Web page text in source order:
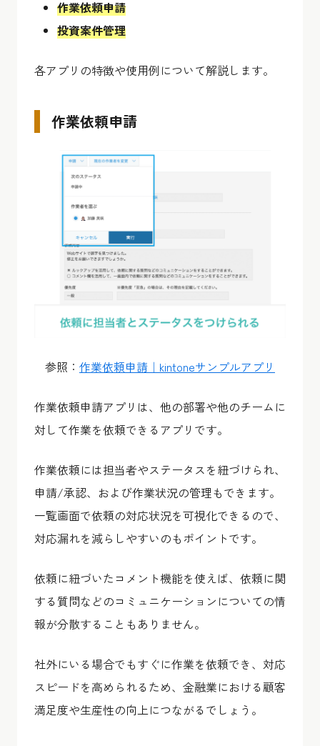
作業依頼申請
投資案件管理
各アプリの特徴や使用例について解説します。
作業依頼申請
参照： 作業依頼申請｜kintoneサンプルアプリ
作業依頼申請アプリは、他の部署や他のチームに
対して作業を依頼できるアプリです。
作業依頼には担当者やステータスを紐づけられ、
申請/承認、および作業状況の管理もできます。
一覧画面で依頼の対応状況を可視化できるので、
対応漏れを減らしやすいのもポイントです。
依頼に紐づいたコメント機能を使えば、依頼に関
する質問などのコミュニケーションについての情
報が分散することもありません。
社外にいる場合でもすぐに作業を依頼でき、対応
スピードを高められるため、金融業における顧客
満足度や生産性の向上につながるでしょう。